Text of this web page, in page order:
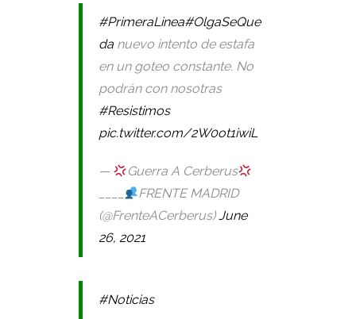
#PrimeraLinea#OlgaSeQue
da nuevo intento de estafa
en un goteo constante. No
podrán con nosotras
#Resistimos
pic.twitter.com/2W0ot1iwiL
—
Guerra A Cerberus
FRENTE MADRID
(@FrenteACerberus)June
26, 2021
#Noticias